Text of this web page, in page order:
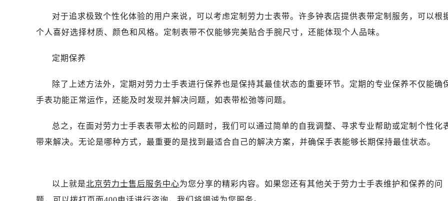
长春市朝阳区西安大路727号中银大厦A座(旺进大厦)18层09室（需提前预约）
贵阳市南明区都司高架桥路33号亨特国际金融中心14楼14D（需提前预约）
海口市龙华区金贸东路5号海口华润大厦B座17层1707室（需提前预约）
唐山市路南区新华东道100号万达广场写字楼A座10层1002室（需提前预约）
黑龙江省大庆市萨尔图区会战大街劳力士售后服务中心（需提前预约）
黑龙江省鹤岗市向阳区红军路劳力士售后服务中心（需提前预约）
黑龙江省佳木斯市向阳区长安路劳力士售后服务中心（需提前预约）
黑龙江省牡丹江市东安区太平路劳力士售后服务中心（需提前预约）
对于追求极致个性化体验的用户来说，可以考虑定制劳力士表带。许多钟表店提供表带定制服务，可以根
个人喜好选择材质、颜色和风格。定制表带不仅能够完美贴合手腕尺寸，还能体现个人品味。
定期保养
除了上述方法外，定期对劳力士手表进行保养也是保持其最佳状态的重要环节。定期的专业保养不仅能确
手表功能正常运作，还能及时发现并解决问题，如表带松弛等问题。
总之，在面对劳力士手表表带太松的问题时，我们可以通过简单的自我调整、寻求专业帮助或定制个性化
带来解决。无论是哪种方式，最重要的是找到最适合自己的解决方案，并确保手表能够长期保持最佳状态。
以上就是北京劳力士售后服务中心为您分享的精彩内容。如果您还有其他关于劳力士手表维护和保养的问